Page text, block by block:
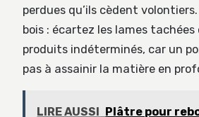
perdues qu’ils cèdent
bois : écartez les lames tachées
produits indéterminés, car un
pas à assainir la matière en
LIRE AUSSI Plâtre pour